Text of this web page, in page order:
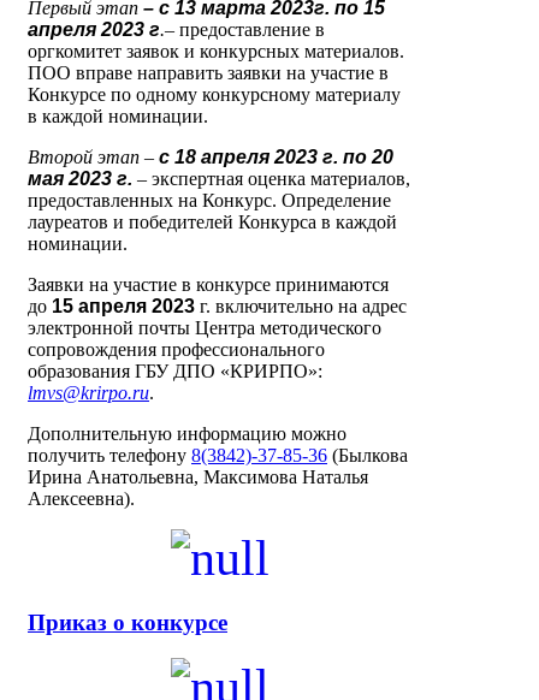
Первый этап – с 13 марта 2023г. по 15
апреля 2023 г.– предоставление в
оргкомитет заявок и конкурсных материалов.
ПОО вправе направить заявки на участие в
Конкурсе по одному конкурсному материалу
в каждой номинации.
Второй этап – с 18 апреля 2023 г. по 20
мая 2023 г. – экспертная оценка материалов,
предоставленных на Конкурс. Определение
лауреатов и победителей Конкурса в каждой
номинации.
Заявки на участие в конкурсе принимаются
до 15 апреля 2023 г. включительно на адрес
электронной почты Центра методического
сопровождения профессионального
образования ГБУ ДПО «КРИРПО»:
lmvs@krirpo.ru.
Дополнительную информацию можно
получить телефону 8(3842)-37-85-36 (Былкова
Ирина Анатольевна, Максимова Наталья
Алексеевна).
Приказ о конкурсе